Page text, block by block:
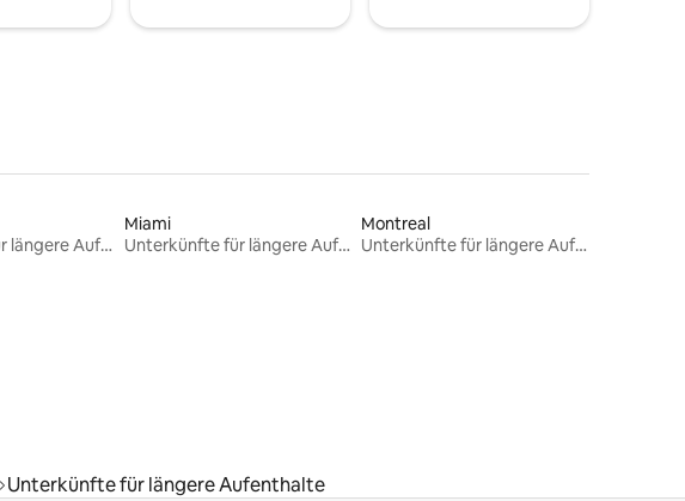
Unterkünfte für längere Aufenthalte
Miami
Unterkünfte für längere Aufenthalte
Montreal
Unterkünfte für längere Aufenthalte
Unterkünfte für längere Aufenthalte